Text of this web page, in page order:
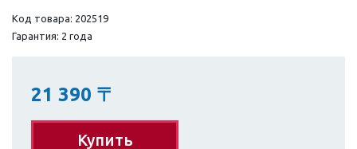
Код товара: 202519
Гарантия: 2 года
21 390 〒
Купить